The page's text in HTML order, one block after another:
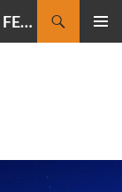
CIELMANIA : le blog de Jean-Baptiste FELDMANN, photographe du ciel